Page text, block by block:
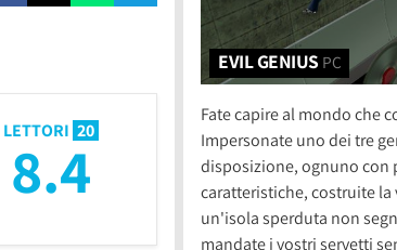
LETTORI 20
8.4
EVIL GENIUS PC
Fate capire al mondo che
Impersonate uno dei tre
disposizione, ognuno con
caratteristiche, costruite la
un'isola sperduta non
mandate i vostri servetti